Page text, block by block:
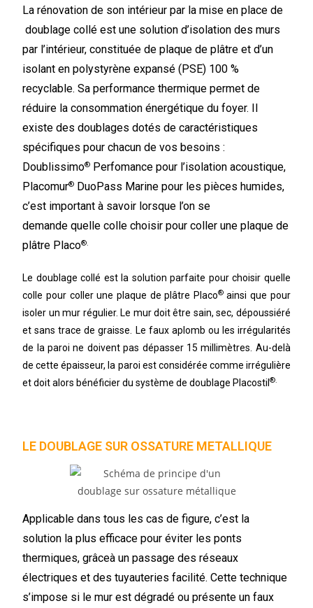
La rénovation de son intérieur par la mise en place de
doublage collé est une solution d’isolation des murs
par l’intérieur, constituée de plaque de plâtre et d’un
isolant enpolystyrène expansé (PSE) 100 %
recyclable. Sa performance thermique permet de
réduire la consommation énergétique du foyer. Il
existe des doublages dotés de caractéristiques
spécifiques pour chacun de vos besoins :
Doublissimo® Perfomance pour l’isolation acoustique,
Placomur® DuoPass Marine pour les pièces humides,
c’est important à savoir lorsque l’on se
demande quelle colle choisir pour coller une plaque de
plâtre Placo®.
Le doublage collé est la solution parfaite pour choisir quelle
colle pour coller une plaque de plâtre Placo® ainsi que pour
isoler un mur régulier. Le mur doit être sain, sec, dépoussiéré
et sans trace de graisse. Le faux aplomb ou les irrégularités
de la paroi ne doivent pas dépasser 15 millimètres. Au-delà
de cette épaisseur, la paroi est considérée comme irrégulière
et doit alors bénéficier du système dedoublage Placostil®.
LE DOUBLAGE SUR OSSATURE METALLIQUE
Applicable dans tous les cas de figure, c’est la
solution la plus efficace pour éviter les ponts
thermiques, grâceà un passage des réseaux
électriques et des tuyauteries facilité. Cette technique
s’impose si le mur est dégradé ou présente un faux